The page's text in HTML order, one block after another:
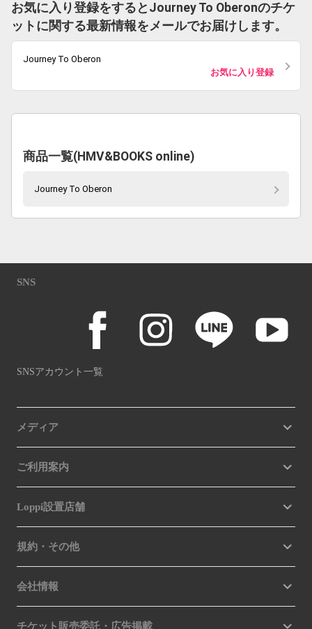
お気に入り登録をするとJourney To Oberonのチケ
ットに関する最新情報をメールでお届けします。
Journey To Oberon
お気に入り登録
商品一覧(HMV&BOOKS online)
Journey To Oberon
SNS
SNSアカウント一覧
メディア
ご利用案内
Loppi設置店舗
規約・その他
会社情報
チケット販売委託・広告掲載